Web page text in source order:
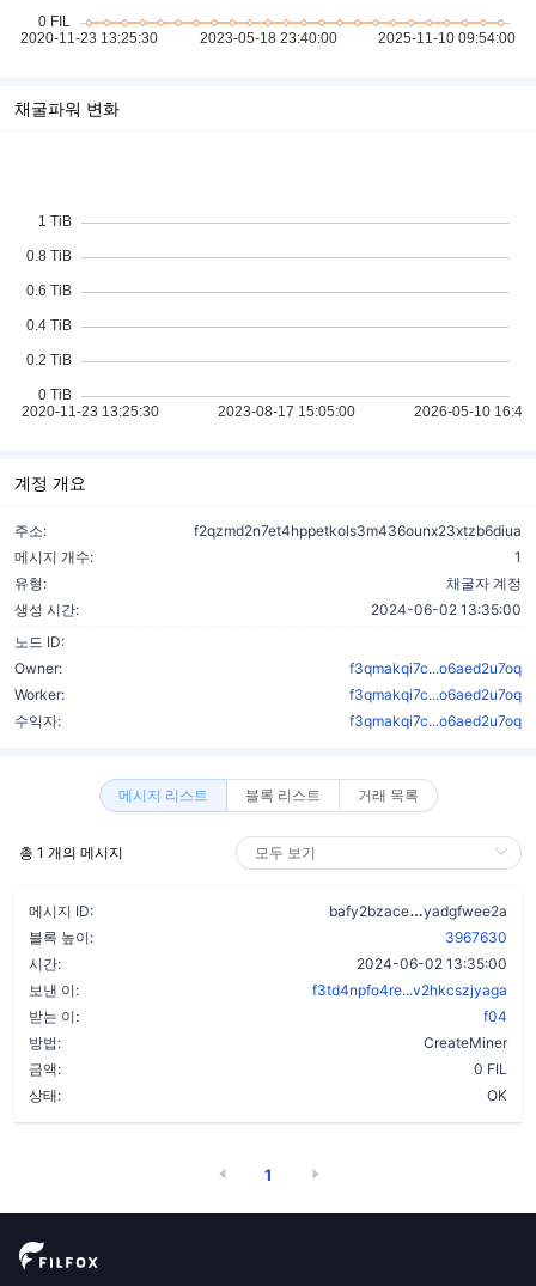
채굴파워 변화
계정 개요
주소:
f2qzmd2n7et4hppetkols3m436ounx23xtzb6diua
메시지 개수:
1
유형:
채굴자 계정
생성 시간:
2024-06-02 13:35:00
노드 ID:
Owner:
f3qmakqi7c...o6aed2u7oq
Worker:
f3qmakqi7c...o6aed2u7oq
수익자:
f3qmakqi7c...o6aed2u7oq
메시지 리스트 블록 리스트 거래 목록
총 1 개의 메시지
메시지 ID: bafy2bzace
yadgfwee2a
블록 높이:
3967630
시간:
2024-06-02 13:35:00
보낸 이:
f3td4npfo4re...v2hkcszjyaga
받는 이:
f04
방법:
CreateMiner
금액:
0 FIL
상태:
OK
1